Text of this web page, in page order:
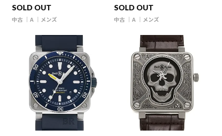
SOLD OUT
中古 A メンズ
SOLD OUT
中古 A メンズ